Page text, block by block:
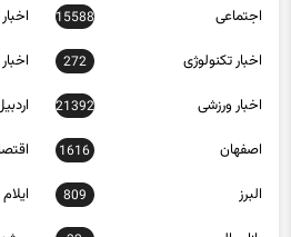
اخبار تکنولوژی 272
اخبار ورزشی 21392
اصفهان 1616
البرز 809 ایلام
بازار مالی 32 بوشهر